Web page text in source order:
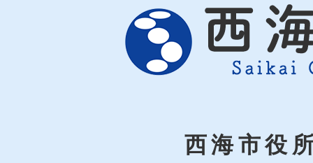
西海市役